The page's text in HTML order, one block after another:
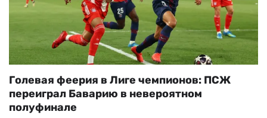
Голевая феерия в Лиге чемпионов: ПСЖ
переиграл Баварию в невероятном
полуфинале